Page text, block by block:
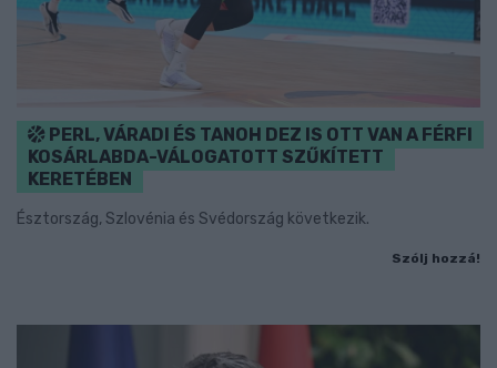
PERL, VÁRADI ÉS TANOH DEZ IS OTT VAN A FÉRFI
KOSÁRLABDA-VÁLOGATOTT SZŰKÍTETT
KERETÉBEN
Észtország, Szlovénia és Svédország következik.
Szólj hozzá!